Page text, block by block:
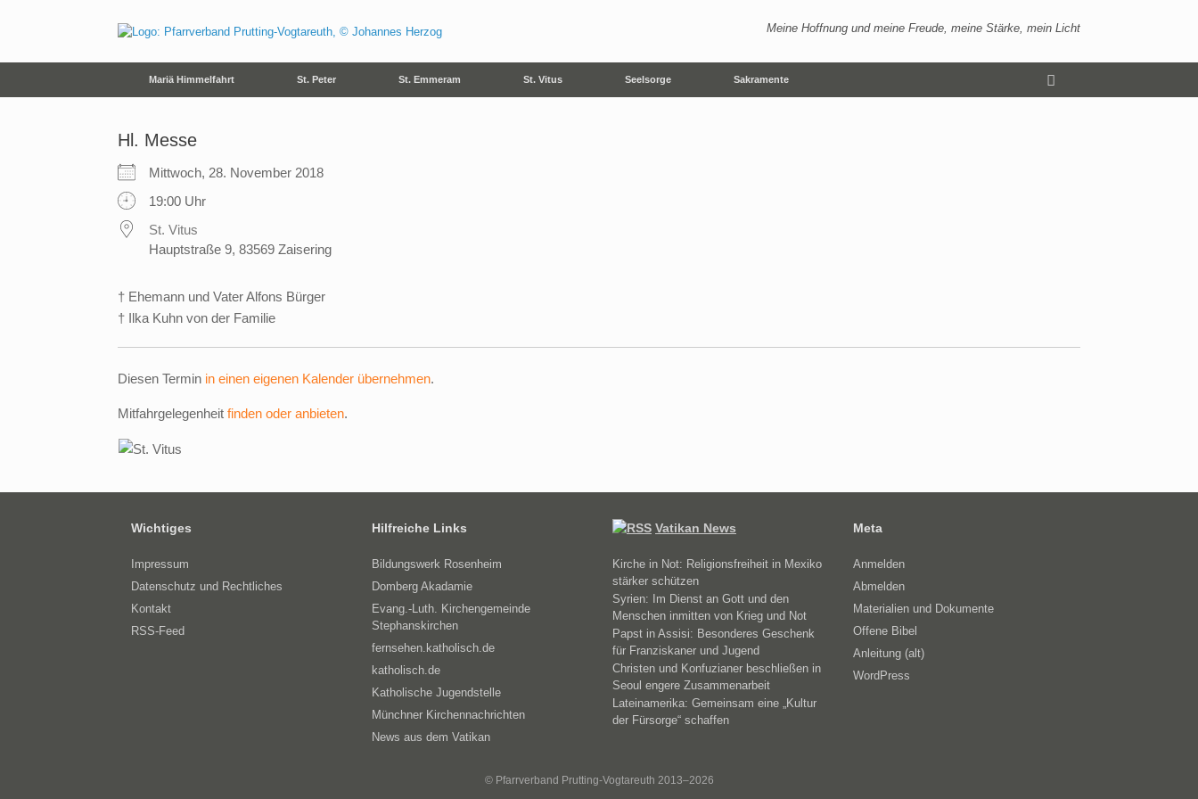
Meine Hoffnung und meine Freude, meine Stärke, mein Licht
Mariä Himmelfahrt St. Peter St. Emmeram St. Vitus Seelsorge Sakramente
Hl. Messe
Mittwoch, 28. November 2018
19:00 Uhr
St. Vitus
Hauptstraße 9, 83569 Zaisering
† Ehemann und Vater Alfons Bürger
† Ilka Kuhn von der Familie
Diesen Termin in einen eigenen Kalender übernehmen.
Mitfahrgelegenheit finden oder anbieten.
Wichtiges
Impressum
Datenschutz und Rechtliches
Kontakt
RSS-Feed
Hilfreiche Links
Bildungswerk Rosenheim
Domberg Akadamie
Evang.-Luth. Kirchengemeinde
Stephanskirchen
fernsehen.katholisch.de
katholisch.de
Katholische Jugendstelle
Münchner Kirchennachrichten
News aus dem Vatikan
Vatikan News
Kirche in Not: Religionsfreiheit in Mexiko
stärker schützen
Syrien: Im Dienst an Gott und den
Menschen inmitten von Krieg und Not
Papst in Assisi: Besonderes Geschenk
für Franziskaner und Jugend
Christen und Konfuzianer beschließen in
Seoul engere Zusammenarbeit
Lateinamerika: Gemeinsam eine „Kultur
der Fürsorge“ schaffen
Meta
Anmelden
Abmelden
Materialien und Dokumente
Offene Bibel
Anleitung (alt)
WordPress
© Pfarrverband Prutting-Vogtareuth 2013–2026